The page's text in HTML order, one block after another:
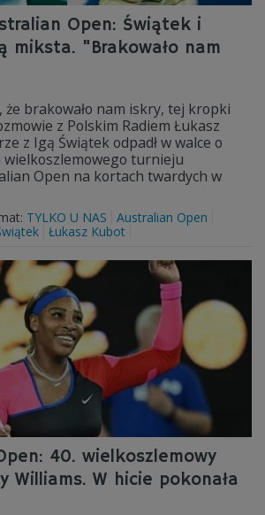
Open: Świątek i
miksta. "Brakowało nam
brakowało nam iskry, tej kropki
z Polskim Radiem Łukasz
z Igą Świątek odpadł w walce o
wielkoszlemowego turnieju
Open na kortach twardych w
TYLKO U NAS
Australian Open
Łukasz Kubot
40. wielkoszlemowy
Williams. W hicie pokonała